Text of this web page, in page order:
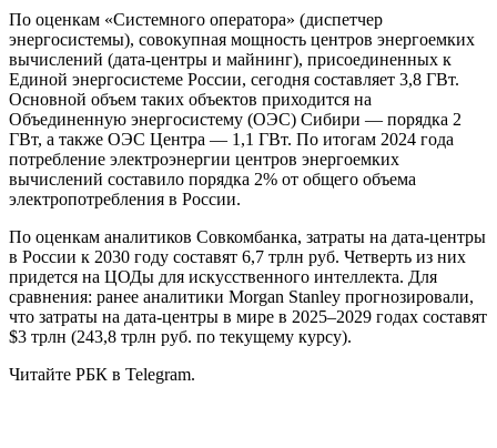
По оценкам «Системного оператора» (диспетчер
энергосистемы), совокупная мощность центров энергоемких
вычислений (дата-центры и майнинг), присоединенных к
Единой энергосистеме России, сегодня составляет 3,8 ГВт.
Основной объем таких объектов приходится на
Объединенную энергосистему (ОЭС) Сибири — порядка 2
ГВт, а также ОЭС Центра — 1,1 ГВт. По итогам 2024 года
потребление электроэнергии центров энергоемких
вычислений составило порядка 2% от общего объема
электропотребления в России.
По оценкам аналитиков Совкомбанка, затраты на дата-центры
в России к 2030 году составят 6,7 трлн руб. Четверть из них
придется на ЦОДы для искусственного интеллекта. Для
сравнения: ранее аналитики Morgan Stanley прогнозировали,
что затраты на дата-центры в мире в 2025–2029 годах составят
$3 трлн (243,8 трлн руб. по текущему курсу).
Читайте РБК в Telegram.